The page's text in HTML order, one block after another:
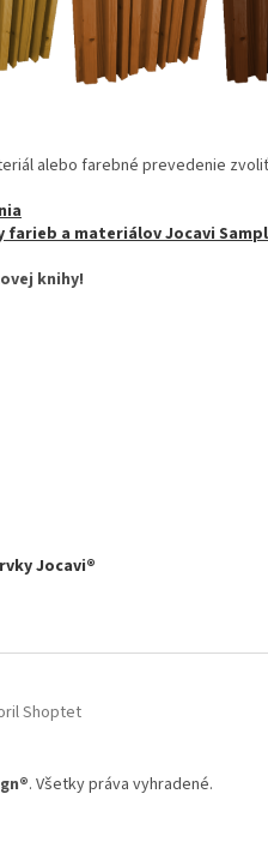
alebo farebné prevedenie
farieb a materiálov Jocavi
knihy!
Jocavi®
Shoptet
. Všetky práva vyhradené.